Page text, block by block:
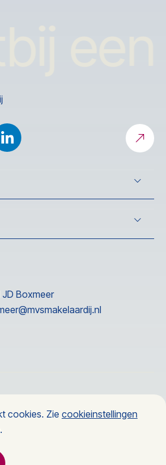
JD Boxmeer
cookies. Zie cookieinstellingen